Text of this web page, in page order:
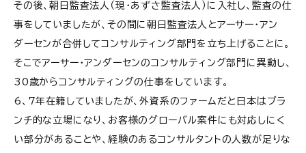
その後、朝日監査法人（現・あずさ監査法人）に入社し、監査の仕
事をしていましたが、その間に朝日監査法人とアーサー・アン
ダーセンが合併してコンサルティング部門を立ち上げることに。
そこでアーサー・アンダーセンのコンサルティング部門に異動し、
30歳からコンサルティングの仕事をしています。
6、7年在籍していましたが、外資系のファームだと日本はブラ
ンチ的な立場になり、お客様のグローバル案件にも対応しにく
い部分があることや、経験のあるコンサルタントの人数が足りな